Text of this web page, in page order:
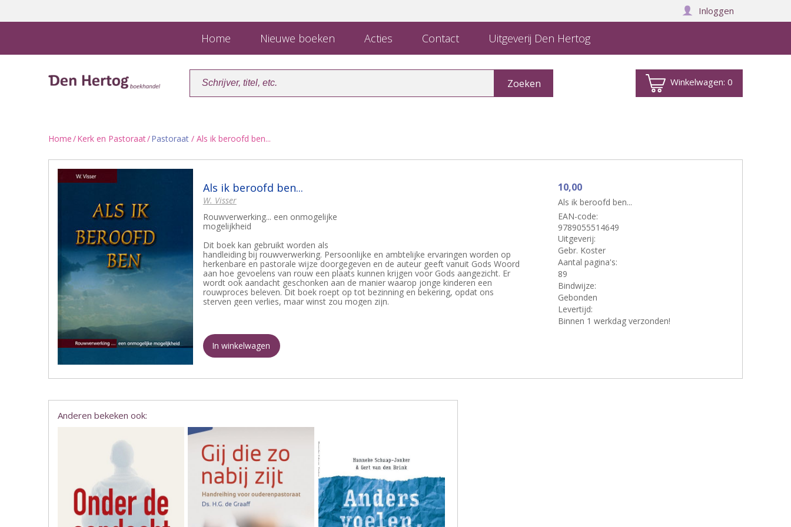
Inloggen
Home Nieuwe boeken Acties Contact Uitgeverij Den Hertog
Winkelwagen:0
Home/Kerk en Pastoraat/Pastoraat / Als ik beroofd ben...
Als ik beroofd ben...
W. Visser
Rouwverwerking... een onmogelijke
mogelijkheid
Dit boek kan gebruikt worden als
handleiding bij rouwverwerking. Persoonlijke en ambtelijke ervaringen worden op
herkenbare en pastorale wijze doorgegeven en de auteur geeft vanuit Gods Woord
aan hoe gevoelens van rouw een plaats kunnen krijgen voor Gods aangezicht. Er
wordt ook aandacht geschonken aan de manier waarop jonge kinderen een
rouwproces beleven. Dit boek roept op tot bezinning en bekering, opdat ons
sterven geen verlies, maar winst zou mogen zijn.
10,00
Als ik beroofd ben...
EAN-code:
9789055514649
Uitgeverij:
Gebr. Koster
Aantal pagina's:
89
Bindwijze:
Gebonden
Levertijd:
Binnen 1 werkdag verzonden!
In winkelwagen
Anderen bekeken ook: